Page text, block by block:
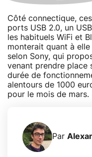
Côté connectique,
ports USB 2.0, un
les habituels WiFi et
monterait quant à
selon Sony, qui
venant prendre place
durée de
alentours de 1000
pour le mois de mars.
Par